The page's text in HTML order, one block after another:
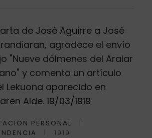
de José Aguirre a José
agradece el envío
"Nueve dólmenes del Aralar
y comenta un artículo
Lekuona aparecido en
Alde. 19/03/1919
PERSONAL
1919